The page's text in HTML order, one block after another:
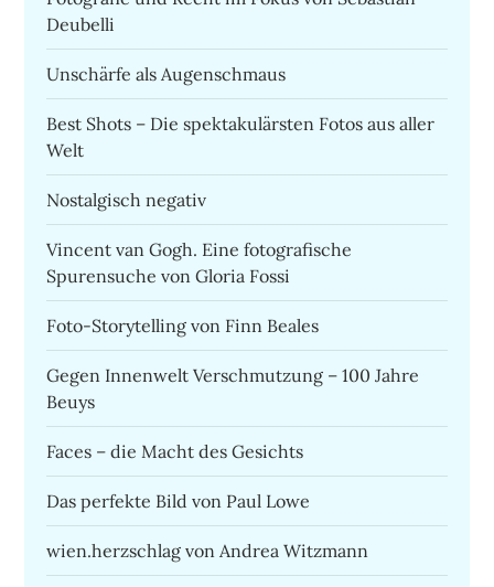
Deubelli
Unschärfe als Augenschmaus
Best Shots – Die spektakulärsten Fotos aus aller
Welt
Nostalgisch negativ
Vincent van Gogh. Eine fotografische
Spurensuche von Gloria Fossi
Foto-Storytelling von Finn Beales
Gegen Innenwelt Verschmutzung – 100 Jahre
Beuys
Faces – die Macht des Gesichts
Das perfekte Bild von Paul Lowe
wien.herzschlag von Andrea Witzmann